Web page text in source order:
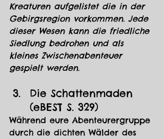
Kreaturen aufgelistet die in der
Gebirgsregion vorkommen. Jede
dieser Wesen kann die friedliche
Siedlung bedrohen und als
kleines Zwischenabenteuer
gespielt werden.
Die Schattenmaden
(eBEST S. 329)
Während eure Abenteurergruppe
durch die dichten Wälder des